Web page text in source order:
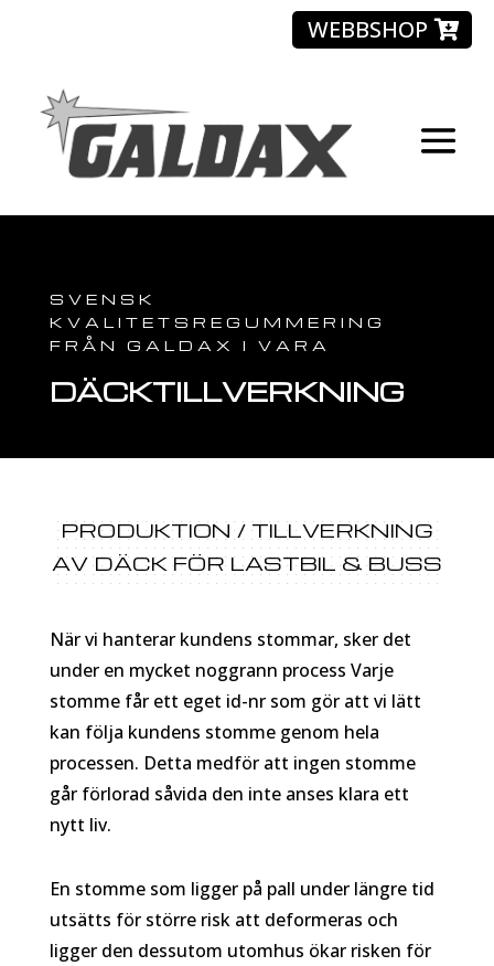
WEBBSHOP
SVENSK
KVALITETSREGUMMERING
FRÅN GALDAX I VARA
DÄCKTILLVERKNING
PRODUKTION / TILLVERKNING
AV DÄCK FÖR LASTBIL & BUSS
När vi hanterar kundens stommar, sker det
under en mycket noggrann process Varje
stomme får ett eget id-nr som gör att vi lätt
kan följa kundens stomme genom hela
processen. Detta medför att ingen stomme
går förlorad såvida den inte anses klara ett
nytt liv.
En stomme som ligger på pall under längre tid
utsätts för större risk att deformeras och
ligger den dessutom utomhus ökar risken för